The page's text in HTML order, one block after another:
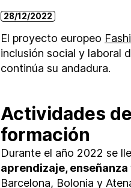
28/12/2022
El proyecto europeo
inclusión social y laboral
continúa su andadura.
Actividades
formación
Durante el año 2022 se
aprendizaje,
Barcelona, ​​Bolonia y